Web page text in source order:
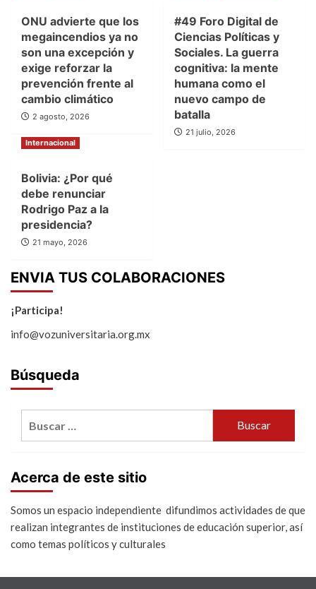
ONU advierte que los
megaincendios ya no
son una excepción y
exige reforzar la
prevención frente al
cambio climático
2 agosto, 2026
#49 Foro Digital de
Ciencias Políticas y
Sociales. La guerra
cognitiva: la mente
humana como el
nuevo campo de
batalla
21 julio, 2026
Internacional
Bolivia: ¿Por qué
debe renunciar
Rodrigo Paz a la
presidencia?
21 mayo, 2026
ENVIA TUS COLABORACIONES
¡Participa!
info@vozuniversitaria.org.mx
Búsqueda
Acerca de este sitio
Somos un espacio independiente difundimos actividades de que
realizan integrantes de instituciones de educación superior, así
como temas políticos y culturales